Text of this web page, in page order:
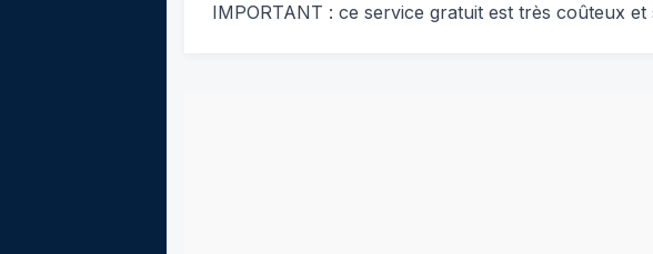
IMPORTANT : ce service gratuit est très coûteux